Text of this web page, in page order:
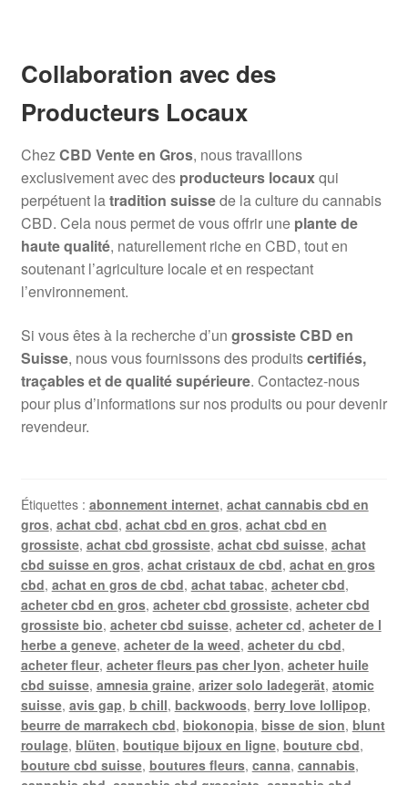
Collaboration avec des
Producteurs Locaux
ChezCBD Vente en Gros, nous travaillons
exclusivement avec des producteurs locauxqui
perpétuent latradition suissede la culture du cannabis
CBD. Cela nous permet de vous offrir une plante de
haute qualité, naturellement riche en CBD, tout en
soutenant l’agriculture locale et en respectant
l’environnement.
Si vous êtes à la recherche d’un grossiste CBD en
Suisse, nous vous fournissons des produitscertifiés,
traçables et de qualité supérieure. Contactez-nous
pour plus d’informations sur nos produits ou pour devenir
revendeur.
Étiquettes : abonnement internet, achat cannabis cbd en
gros, achat cbd, achat cbd en gros, achat cbd en
grossiste, achat cbd grossiste, achat cbd suisse, achat
cbd suisse en gros, achat cristaux de cbd, achat en gros
cbd, achat en gros de cbd, achat tabac, acheter cbd,
acheter cbd en gros, acheter cbd grossiste, acheter cbd
grossiste bio, acheter cbd suisse, acheter cd, acheter de l
herbe a geneve, acheter de la weed, acheter du cbd,
acheter fleur, acheter fleurs pas cher lyon, acheter huile
cbd suisse, amnesia graine, arizer solo ladegerät, atomic
suisse, avis gap, b chill, backwoods, berry love lollipop,
beurre de marrakech cbd, biokonopia, bisse de sion, blunt
roulage, blüten, boutique bijoux en ligne, bouture cbd,
bouture cbd suisse, boutures fleurs, canna, cannabis,